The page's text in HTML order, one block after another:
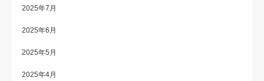
2025年7月
2025年6月
2025年5月
2025年4月